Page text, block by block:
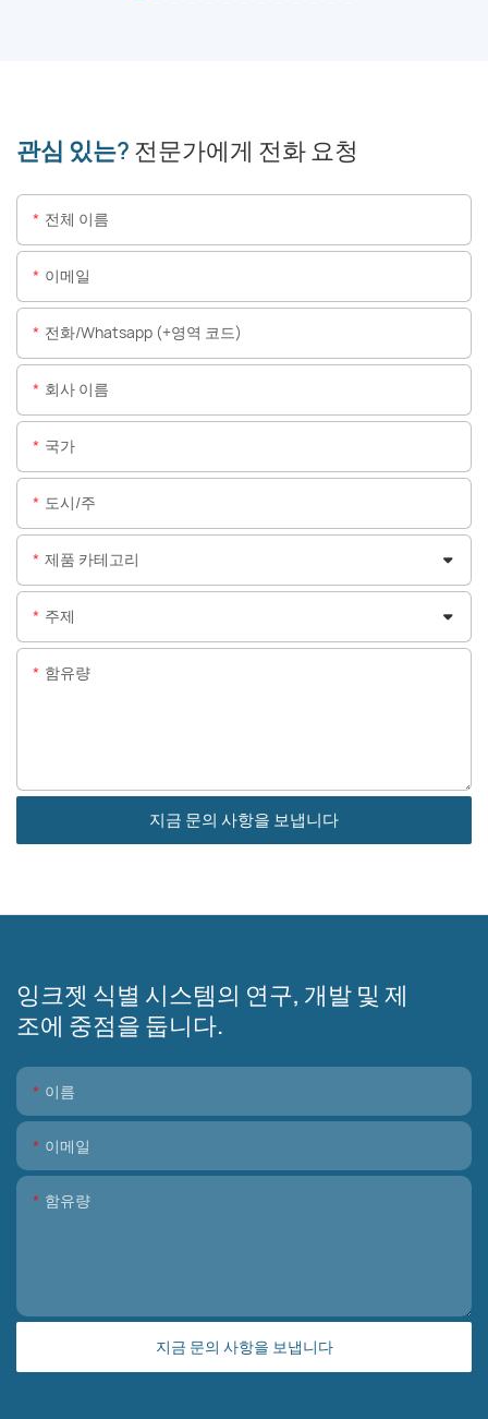
관심 있는? 전문가에게 전화 요청
전체 이름
이메일
전화/whatsapp (+영역 코드)
회사 이름
국가
도시/주
제품 카테고리
주제
함유량
지금 문의 사항을 보냅니다
잉크젯 식별 시스템의 연구, 개발 및 제
조에 중점을 둡니다.
이름
이메일
함유량
지금 문의 사항을 보냅니다